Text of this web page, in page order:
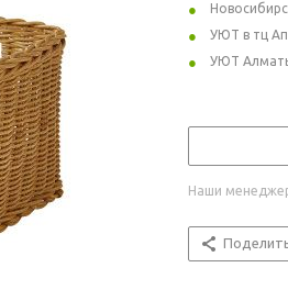
УЮТ в тц
УЮТ
Наши